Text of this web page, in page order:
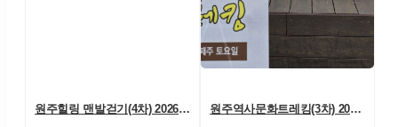
원주힐링 맨발걷기(4차) 2026. 06. 06. (토) 원주역사문화트레킹(3차) 2026. 05. 23.(토)